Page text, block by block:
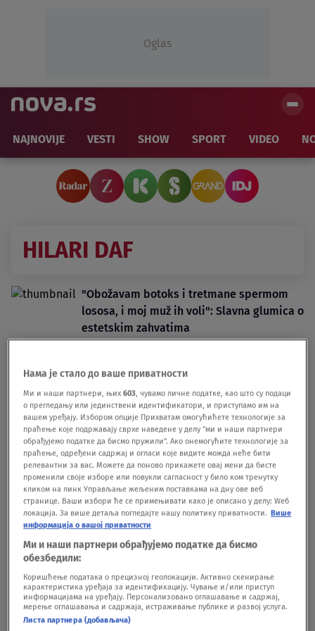
Oglas
NAJNOVIJE VESTI SHOW SPORT VIDEO
HILARI DAF
"Obožavam botoks i tretmane spermom
lososa, i moj muž ih voli": Slavna glumica o
estetskim zahvatima
SHOWBIZ17.07.
porodičnim problemima: "Moja sestra i ja
ne razgovaramo"
SHOWBIZ10.03.
Oglas
"Bila sam zaista tužna": Hilari Daf
reagovala na tekst svoje koleginice o
Нама је стало до ваше приватности
Ми и наши партнери, њих603 , чувамо личне податке, као што су подаци
о прегледању или јединствени идентификатори, и приступамо им на
вашем уређају. Избором опције Прихватам омогућићете технологије за
праћење које подржавају сврхе наведене у делу "ми и наши партнери
обрађујемо податке да бисмо пружили". Ако онемогућите технологије за
праћење, одређени садржај и огласи које видите можда неће бити
релевантни за вас. Можете да поново прикажете овај мени да бисте
променили своје изборе или повукли сагласност у било ком тренутку
кликом на линк Управљање жељеним поставкама на дну ове веб
странице. Ваши избори ће се примењивати како је описано у делу: Wеб
локација. За више детаља погледајте нашу политику приватности. Више
информација о вашој приватности
Ми и наши партнери обрађујемо податке да бисмо
обезбедили:
Коришћење података о прецизној геолокацији. Активно скенирање
карактеристика уређаја за идентификацију. Чување и/или приступ
информацијама на уређају. Персонализовано оглашавање и садржај,
мерење оглашавања и садржаја, истраживање публике и развој услуга.
Листа партнера (добављача)